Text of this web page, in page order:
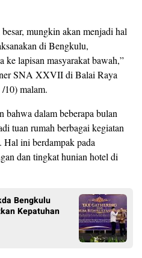
mungkin akan menjadi hal
di Bengkulu,
ke lapisan masyarakat bawah,”
SNA XXVII di Balai Raya
10) malam.
bahwa dalam beberapa bulan
tuan rumah berbagai kegiatan
Hal ini berdampak pada
dan tingkat hunian hotel di
Bengkulu
Kepatuhan